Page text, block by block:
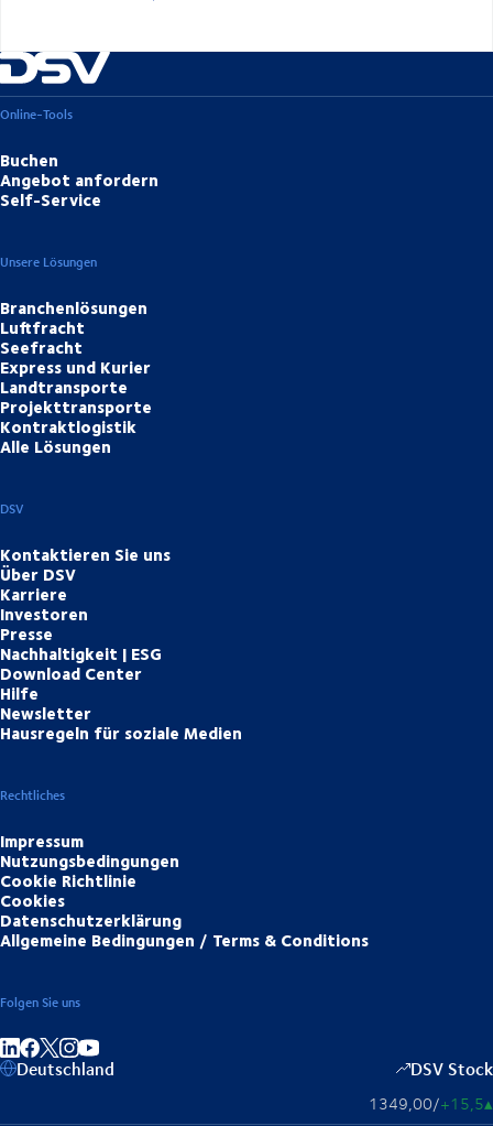
Online-Tools
Buchen
Angebot anfordern
Self-Service
Unsere Lösungen
Branchenlösungen
Luftfracht
Seefracht
Express und Kurier
Landtransporte
Projekttransporte
Kontraktlogistik
Alle Lösungen
DSV
Kontaktieren Sie uns
Über DSV
Karriere
Investoren
Presse
Nachhaltigkeit | ESG
Download Center
Hilfe
Newsletter
Hausregeln für soziale Medien
Rechtliches
Impressum
Nutzungsbedingungen
Cookie Richtlinie
Cookies
Datenschutzerklärung
Allgemeine Bedingungen / Terms & Conditions
Folgen Sie uns
Auf LinkedIn teilen
Auf Facebook teilen
Auf Instagram teilen
Auf YouTube teilen
Deutschland DSV Stock
1349,00/+15,5▴